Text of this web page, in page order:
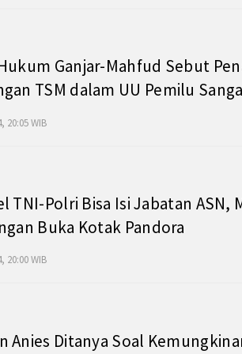
Ganjar-Mahfud Sebut
TSM dalam UU Pemilu
20:05 WIB
TNI-Polri Bisa Isi Jabatan ASN,
Buka Kotak Pandora
20:00 WIB
Anies Ditanya Soal